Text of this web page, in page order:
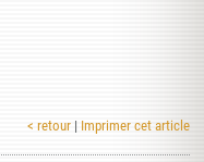
< retour | Imprimer cet article